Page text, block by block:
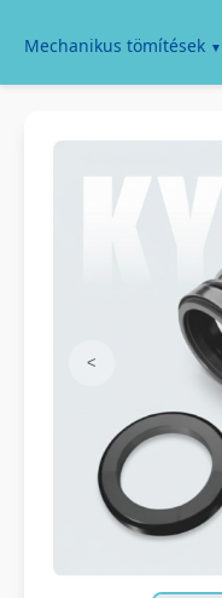
Mechanikus tömítések
<